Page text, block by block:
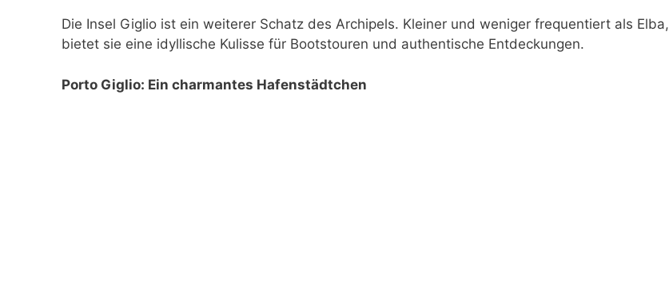
Die Insel Giglio ist ein weiterer Schatz des Archipels. Kleiner und weniger frequentiert als Elba,
bietet sie eine idyllische Kulisse für Bootstouren und authentische Entdeckungen.
Porto Giglio: Ein charmantes Hafenstädtchen